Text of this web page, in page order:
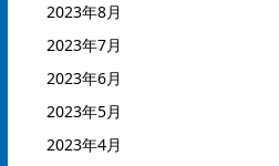
2023年8月
2023年7月
2023年6月
2023年5月
2023年4月